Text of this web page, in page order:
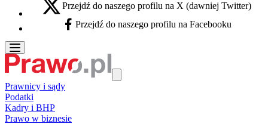
X - otwiera się w nowej karcie
Przejdź do naszego profilu na X (dawniej Twitter)
Facebook - otwiera się w nowej karcie
Przejdź do naszego profilu na Facebooku
Prawnicy i sądy
Podatki
Kadry i BHP
Prawo w biznesie